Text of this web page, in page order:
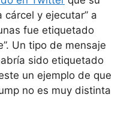
cárcel y ejecutar” a
fue etiquetado
Un tipo de mensaje
sido etiquetado
un ejemplo de que
no es muy distinta